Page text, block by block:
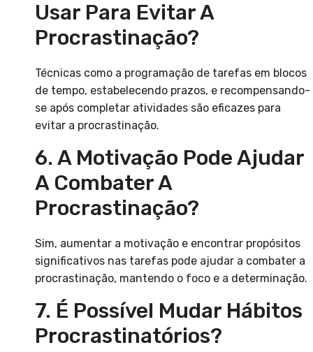
Usar Para Evitar A
Procrastinação?
Técnicas como a programação de tarefas em blocos
de tempo, estabelecendo prazos, e recompensando-
se após completar atividades são eficazes para
evitar a procrastinação.
6. A Motivação Pode Ajudar
A Combater A
Procrastinação?
Sim, aumentar a motivação e encontrar propósitos
significativos nas tarefas pode ajudar a combater a
procrastinação, mantendo o foco e a determinação.
7. É Possível Mudar Hábitos
Procrastinatórios?